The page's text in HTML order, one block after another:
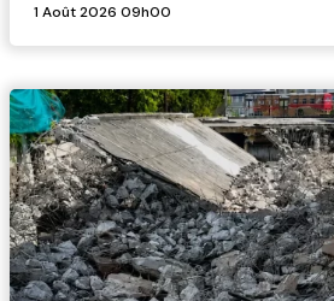
1 Août 2026 09h00